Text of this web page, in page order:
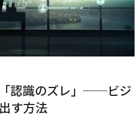
認識のズレ」──ビジ
す方法